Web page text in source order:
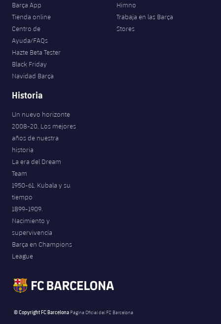
Barça App
Tienda online
Centro de
Ayuda/FAQs
Hazte Beta Tester
Black Friday
Navidad Barça
Himno
Trabaja en las Barça
Stores
Historia
Un nuevo horizonte
2008-20. Los mejores
años de nuestra
historia
La era del Dream
Team
1950-61. Kubala y su
tiempo
1899-1909.
Nacimiento y
supervivencia
Barça en Champions
League
© Copyright FC Barcelona Página Oficial del FC Barcelona